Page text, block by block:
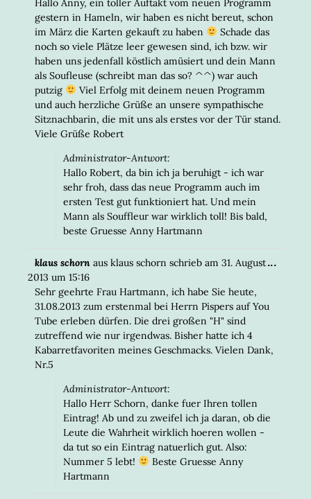
Hallo Anny, ein toller Auftakt vom neuen Programm
gestern in Hameln, wir haben es nicht bereut, schon
im März die Karten gekauft zu haben
Schade das
noch so viele Plätze leer gewesen sind, ich bzw. wir
haben uns jedenfall köstlich amüsiert und dein Mann
als Soufleuse (schreibt man das so? ^^) war auch
putzig
Viel Erfolg mit deinem neuen Programm
und auch herzliche Grüße an unsere sympathische
Sitznachbarin, die mit uns als erstes vor der Tür stand.
Viele Grüße Robert
Administrator-Antwort:
Hallo Robert, da bin ich ja beruhigt - ich war
sehr froh, dass das neue Programm auch im
ersten Test gut funktioniert hat. Und mein
Mann als Souffleur war wirklich toll! Bis bald,
beste Gruesse Anny Hartmann
klaus schorn aus klaus schorn schrieb am 31. August
2013 um 15:16
Sehr geehrte Frau Hartmann, ich habe Sie heute,
31.08.2013 zum erstenmal bei Herrn Pispers auf You
Tube erleben dürfen. Die drei großen "H" sind
zutreffend wie nur irgendwas. Bisher hatte ich 4
Kabarretfavoriten meines Geschmacks. Vielen Dank,
Nr.5
Administrator-Antwort:
Hallo Herr Schorn, danke fuer Ihren tollen
Eintrag! Ab und zu zweifel ich ja daran, ob die
Leute die Wahrheit wirklich hoeren wollen -
da tut so ein Eintrag natuerlich gut. Also:
Nummer 5 lebt!
Beste Gruesse Anny
Hartmann
...DIESE